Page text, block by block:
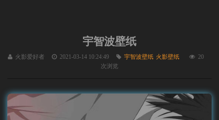
宇智波壁纸
火影爱好者 2021-03-14 10:24:49 宇智波壁纸 火影壁纸
20
次浏览